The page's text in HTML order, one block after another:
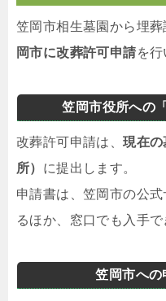
笠岡市相生墓園から埋
岡市に改葬許可申請を行
笠岡市役所への
改葬許可申請は、現在の
所） に提出します。
申請書は、笠岡市の公
るほか、窓口でも入手で
笠岡市への